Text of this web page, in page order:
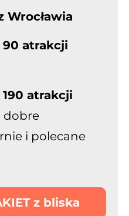
Wrocławia
90 atrakcji
atrakcji
dobre
i polecane
z bliska